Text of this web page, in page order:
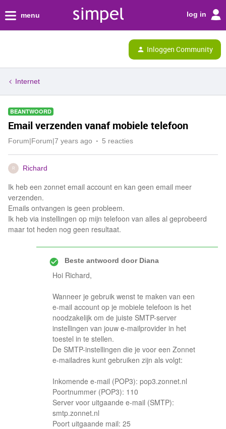
menu log in
Inloggen Community
Internet
BEANTWOORD
Email verzenden vanaf mobiele telefoon
Forum|Forum|7 years ago 5 reacties
R Richard
Ik heb een zonnet email account en kan geen email meer
verzenden.
Emails ontvangen is geen probleem.
Ik heb via instellingen op mijn telefoon van alles al geprobeerd
maar tot heden nog geen resultaat.
Beste antwoord doorDiana
Hoi Richard,
Wanneer je gebruik wenst te maken van een
e-mail account op je mobiele telefoon is het
noodzakelijk om de juiste SMTP-server
instellingen van jouw e-mailprovider in het
toestel in te stellen.
De SMTP-instellingen die je voor een Zonnet
e-mailadres kunt gebruiken zijn als volgt:
Inkomende e-mail (POP3): pop3.zonnet.nl
Poortnummer (POP3): 110
Server voor uitgaande e-mail (SMTP):
smtp.zonnet.nl
Poort uitgaande mail: 25